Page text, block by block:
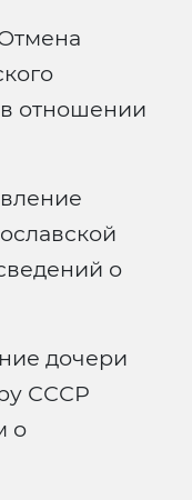
отношении
о
дочери
СССР
о